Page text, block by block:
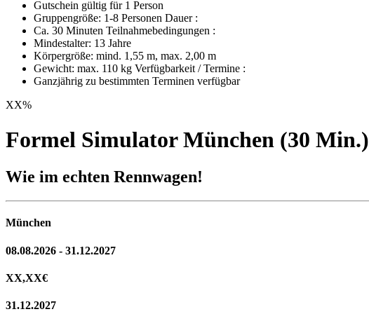
Gutschein gültig für 1 Person
Gruppengröße: 1-8 Personen Dauer :
Ca. 30 Minuten Teilnahmebedingungen :
Mindestalter: 13 Jahre
Körpergröße: mind. 1,55 m, max. 2,00 m
Gewicht: max. 110 kg Verfügbarkeit / Termine :
Ganzjährig zu bestimmten Terminen verfügbar
XX%
Formel Simulator München (30 Min.)
Wie im echten Rennwagen!
München
08.08.2026 - 31.12.2027
XX,XX€
31.12.2027